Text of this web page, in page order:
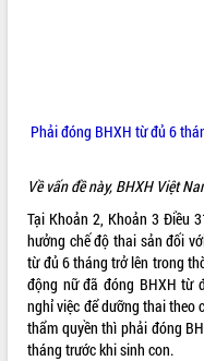
Phải đóng BHXH từ đủ 6
Về vấn đề này, BHXH Việt
Tại Khoản 2, Khoản 3 Điều
hưởng chế độ thai sản đối
từ đủ 6 tháng trở lên trong
động nữ đã đóng BHXH từ
nghỉ việc để dưỡng thai theo
thẩm quyền thì phải đóng
tháng trước khi sinh con.